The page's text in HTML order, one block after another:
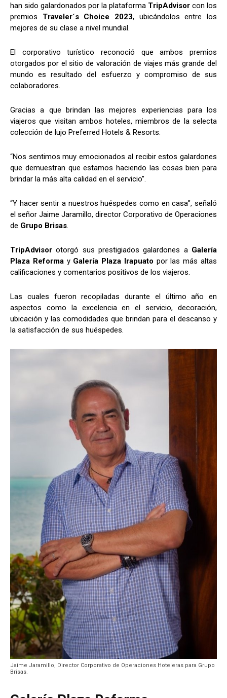
han sido galardonados por la plataforma TripAdvisor con los
premios Traveler´s Choice 2023, ubicándolos entre los
mejores de su clase a nivel mundial.
El corporativo turístico reconoció que ambos premios
otorgados por el sitio de valoración de viajes más grande del
mundo es resultado del esfuerzo y compromiso de sus
colaboradores.
Gracias a que brindan las mejores experiencias para los
viajeros que visitan ambos hoteles, miembros de la selecta
colección de lujo Preferred Hotels & Resorts.
“Nos sentimos muy emocionados al recibir estos galardones
que demuestran que estamos haciendo las cosas bien para
brindar la más alta calidad en el servicio”.
“Y hacer sentir a nuestros huéspedes como en casa”, señaló
el señor Jaime Jaramillo, director Corporativo de Operaciones
de Grupo Brisas.
TripAdvisor otorgó sus prestigiados galardones a Galería
Plaza Reformay Galería Plaza Irapuato por las más altas
calificaciones y comentarios positivos de los viajeros.
Las cuales fueron recopiladas durante el último año en
aspectos como la excelencia en el servicio, decoración,
ubicación y las comodidades que brindan para el descanso y
la satisfacción de sus huéspedes.
Jaime Jaramillo, Director Corporativo de Operaciones Hoteleras para Grupo
Brisas.